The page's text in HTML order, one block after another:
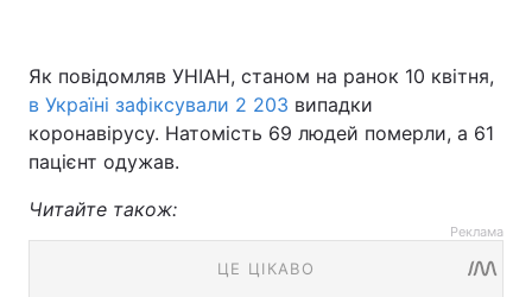
Як повідомляв УНІАН, станом на ранок 10 квітня,
в Україні зафіксували 2 203 випадки
коронавірусу. Натомість 69 людей померли, а 61
пацієнт одужав.
Читайте також:
Реклама